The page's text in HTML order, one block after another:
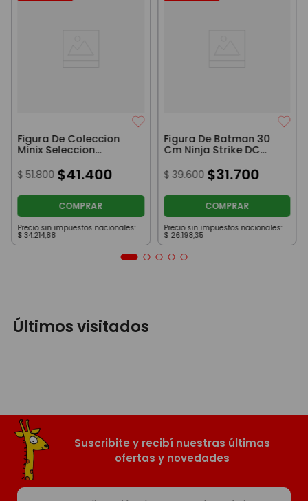
Figura De Coleccion
Minix Seleccion
Alvarez
$ 51.800 $41.400
COMPRAR
Precio sin impuestos nacionales:
$ 34.214,88
Figura De Batman 30
Cm Ninja Strike DC
$ 39.600 $31.700
COMPRAR
Precio sin impuestos nacionales:
$ 26.198,35
Últimos visitados
Suscribite y recibí nuestras últimas
ofertas y novedades